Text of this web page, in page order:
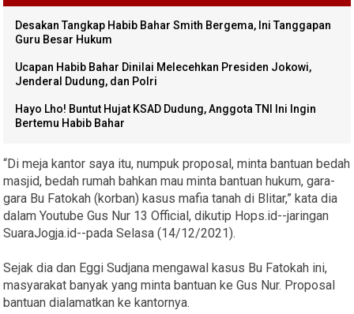
Desakan Tangkap Habib Bahar Smith Bergema, Ini Tanggapan
Guru Besar Hukum
Ucapan Habib Bahar Dinilai Melecehkan Presiden Jokowi,
Jenderal Dudung, dan Polri
Hayo Lho! Buntut Hujat KSAD Dudung, Anggota TNI Ini Ingin
Bertemu Habib Bahar
“Di meja kantor saya itu, numpuk proposal, minta bantuan bedah
masjid, bedah rumah bahkan mau minta bantuan hukum, gara-
gara Bu Fatokah (korban) kasus mafia tanah di Blitar,” kata dia
dalam Youtube Gus Nur 13 Official, dikutip Hops.id--jaringan
SuaraJogja.id--pada Selasa (14/12/2021).
Sejak dia dan Eggi Sudjana mengawal kasus Bu Fatokah ini,
masyarakat banyak yang minta bantuan ke Gus Nur. Proposal
bantuan dialamatkan ke kantornya.